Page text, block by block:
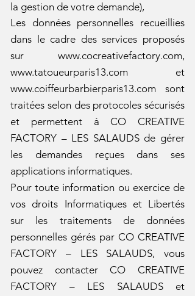
la gestion de votre demande),
Les données personnelles recueillies
dans le cadre des services proposés
sur www.cocreativefactory.com,
www.tatoueurparis13.com et
www.coiffeurbarbierparis13.com sont
traitées selon des protocoles sécurisés
et permettent à CO CREATIVE
FACTORY – LES SALAUDS de gérer
les demandes reçues dans ses
applications informatiques.
Pour toute information ou exercice de
vos droits Informatiques et Libertés
sur les traitements de données
personnelles gérés par CO CREATIVE
FACTORY – LES SALAUDS, vous
pouvez contacter CO CREATIVE
FACTORY – LES SALAUDS et